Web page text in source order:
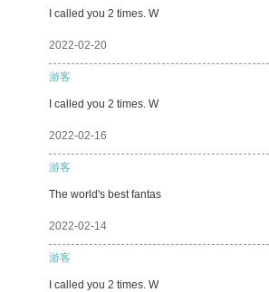
I called you 2 times. W
2022-02-20
游客
I called you 2 times. W
2022-02-16
游客
The world's best fantas
2022-02-14
游客
I called you 2 times. W